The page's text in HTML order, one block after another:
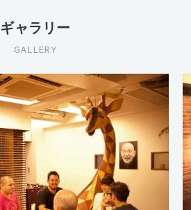
ギャラリー
GALLERY